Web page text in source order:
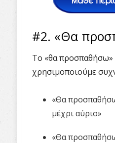
#2. «Θα
Το «θα προσπαθήσω»
χρησιμοποιούμε
«Θα
μέχρι αύριο»
«Θα